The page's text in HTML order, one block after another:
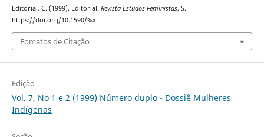
Editorial, C. (1999). Editorial. Revista Estudos Feministas, 5.
https://doi.org/10.1590/%x
Fomatos de Citação
Edição
Vol. 7, No 1 e 2 (1999) Número duplo - Dossiê Mulheres
Indígenas